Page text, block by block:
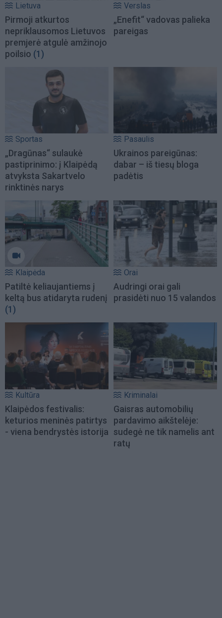
Lietuva
Pirmoji atkurtos
nepriklausomos Lietuvos
premjerė atgulė amžinojo
poilsio (1)
Verslas
„Enefit“ vadovas palieka
pareigas
Sportas
„Dragūnas“ sulaukė
pastiprinimo: į Klaipėdą
atvyksta Sakartvelo
rinktinės narys
Pasaulis
Ukrainos pareigūnas:
dabar – iš tiesų bloga
padėtis
Klaipėda
Patiltė keliaujantiems į
keltą bus atidaryta rudenį
(1)
Orai
Audringi orai gali
prasidėti nuo 15 valandos
Kultūra
Klaipėdos festivalis:
keturios meninės patirtys
- viena bendrystės istorija
Kriminalai
Gaisras automobilių
pardavimo aikštelėje:
sudegė ne tik namelis ant
ratų